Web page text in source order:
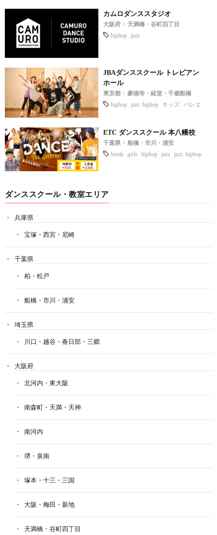
カムロダンススタジオ
大阪府 天満橋・谷町四丁目
hiphop jazz
JBAダンススクール トレビアン
ホール
東京都 豪徳寺・経堂・千歳船橋
hiphop jazz hiphop キッズ バレエ
ETC ダンススクール 本八幡校
千葉県 船橋・市川・浦安
break girls hiphop jazz jazz hiphop
ダンススクール・教室エリア
兵庫県
宝塚・西宮・尼崎
千葉県
柏・松戸
船橋・市川・浦安
埼玉県
川口・越谷・春日部・三郷
大阪府
北河内・東大阪
南森町・天満・天神
南河内
堺・泉南
塚本・十三・三国
大阪・梅田・新地
天満橋・谷町四丁目